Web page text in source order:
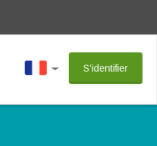
S'identifier